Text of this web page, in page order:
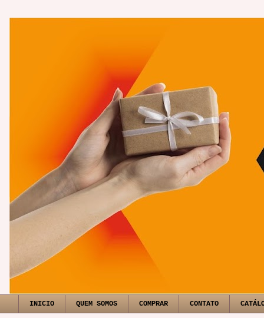
INICIO QUEM SOMOS COMPRAR CONTATO